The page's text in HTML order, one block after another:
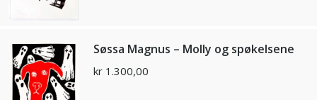
Søssa Magnus – Molly og spøkelsene
kr 1.300,00